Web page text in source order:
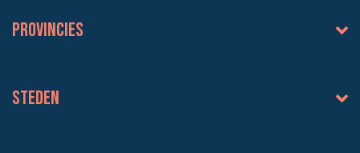
Provincies
Steden